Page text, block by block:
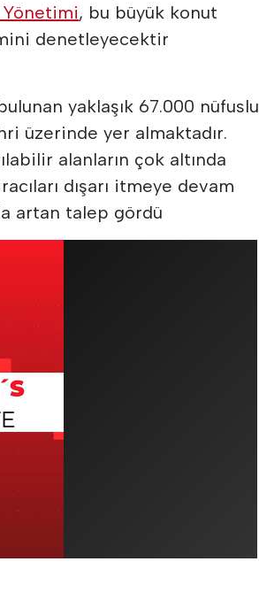
Yönetimi, bu büyük konut
denetleyecektir
yaklaşık 67.000 nüfuslu
üzerinde yer almaktadır.
alanların çok altında
dışarı itmeye devam
artan talep gördü